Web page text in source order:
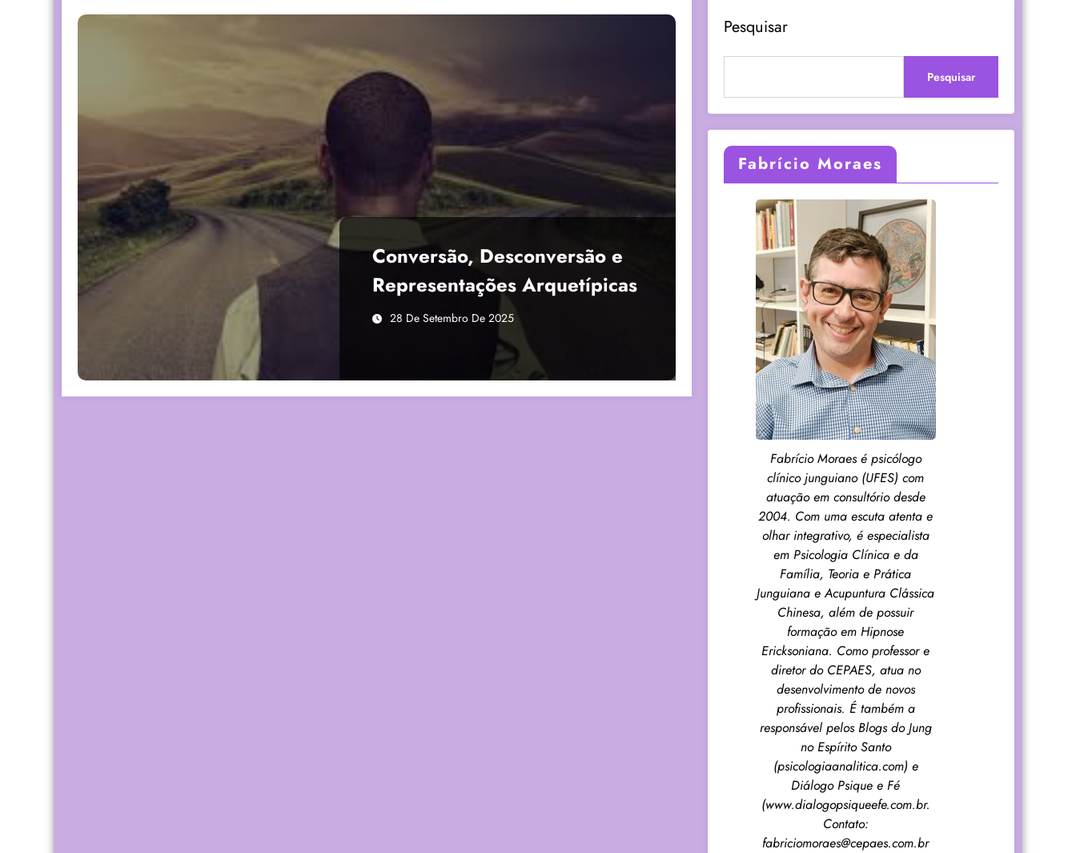
Conversão, Desconversão e
Representações Arquetípicas
28 De Setembro De 2025
Pesquisar
Pesquisar
Fabrício Moraes
Fabrício Moraes é psicólogo
clínico junguiano (UFES) com
atuação em consultório desde
2004. Com uma escuta atenta e
olhar integrativo, é especialista
em Psicologia Clínica e da
Família, Teoria e Prática
Junguiana e Acupuntura Clássica
Chinesa, além de possuir
formação em Hipnose
Ericksoniana. Como professor e
diretor do CEPAES, atua no
desenvolvimento de novos
profissionais. É também a
responsável pelos Blogs do Jung
no Espírito Santo
(psicologiaanalitica.com) e
Diálogo Psique e Fé
(www.dialogopsiqueefe.com.br.
Contato:
fabriciomoraes@cepaes.com.br